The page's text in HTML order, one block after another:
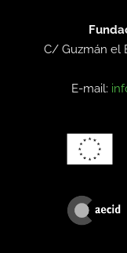
C/ Guzmán el
E-mail: